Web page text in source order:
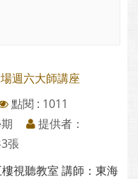
週六大師講座
點閱 : 1011
提供者：
張
視聽教室 講師：東海